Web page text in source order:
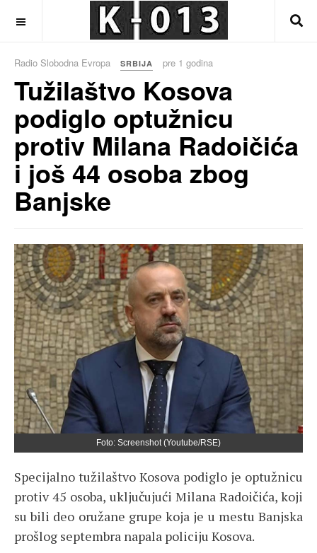
Radio Slobodna Evropa SRBIJA pre 1 godina
Tužilaštvo Kosova
podiglo optužnicu
protiv Milana Radoičića
i još 44 osoba zbog
Banjske
Foto: Screenshot (Youtube/RSE)
Specijalno tužilaštvo Kosova podiglo je optužnicu
protiv 45 osoba, uključujući Milana Radoičića, koji
su bili deo oružane grupe koja je u mestu Banjska
prošlog septembra napala policiju Kosova.